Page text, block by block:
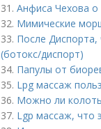
31. Анфиса Чехова
32. Мимические
33. После Диспорта,
(ботокс/диспорт)
34. Папулы от
35. Lpg массаж
36. Можно ли колоть
37. Lgp массаж,